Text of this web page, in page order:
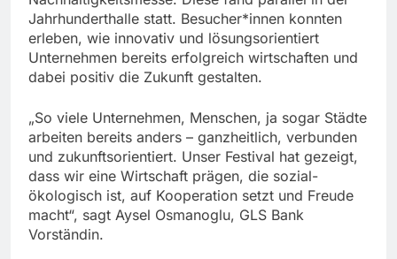
Jahrhunderthalle statt. Besucher*innen konnten
erleben, wie innovativ und lösungsorientiert
Unternehmen bereits erfolgreich wirtschaften und
dabei positiv die Zukunft gestalten.
„So viele Unternehmen, Menschen, ja sogar Städte
arbeiten bereits anders – ganzheitlich, verbunden
und zukunftsorientiert. Unser Festival hat gezeigt,
dass wir eine Wirtschaft prägen, die sozial-
ökologisch ist, auf Kooperation setzt und Freude
macht“, sagt Aysel Osmanoglu, GLS Bank
Vorständin.